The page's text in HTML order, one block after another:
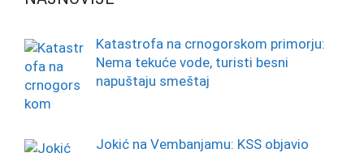
Katastrofa na crnogorskom primorju:
Nema tekuće vode, turisti besni
napuštaju smeštaj
Jokić na Vembanjamu: KSS objavio